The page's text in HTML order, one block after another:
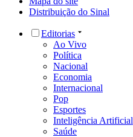
Distribuição do Sinal
Editorias
Ao Vivo
Política
Nacional
Economia
Internacional
Pop
Esportes
Inteligência Artificial
Saúde